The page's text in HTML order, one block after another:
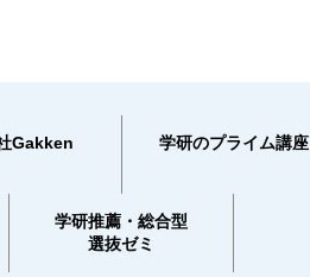
Gakken 学研のプライム講座
学研推薦・総合型
選抜ゼミ